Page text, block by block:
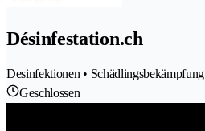
Désinfestation.ch
Desinfektionen • Schädlingsbekämpfung
Geschlossen